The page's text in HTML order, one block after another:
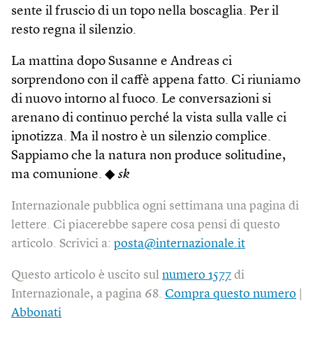
sente il fruscio di un topo nella boscaglia. Per il
resto regna il silenzio.
La mattina dopo Susanne e Andreas ci
sorprendono con il caffè appena fatto. Ci riuniamo
di nuovo intorno al fuoco. Le conversazioni si
arenano di continuo perché la vista sulla valle ci
ipnotizza. Ma il nostro è un silenzio complice.
Sappiamo che la natura non produce solitudine,
ma comunione. ◆ sk
Internazionale pubblica ogni settimana una pagina di
lettere. Ci piacerebbe sapere cosa pensi di questo
articolo. Scrivici a: posta@internazionale.it
Questo articolo è uscito sul numero 1577 di
Internazionale, a pagina 68. Compra questo numero
Abbonati